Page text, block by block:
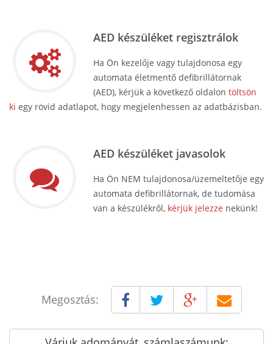
AED készüléket regisztrálok
Ha Ön kezelője vagy tulajdonosa egy
automata életmentő defibrillátornak
(AED), kérjük a következő oldalon töltsön
ki egy rövid adatlapot, hogy megjelenhessen az adatbázisban.
AED készüléket javasolok
Ha Ön NEM tulajdonosa/üzemeltetője egy
automata defibrillátornak, de tudomása
van a készülékről, kérjük jelezze nekünk!
Megosztás: